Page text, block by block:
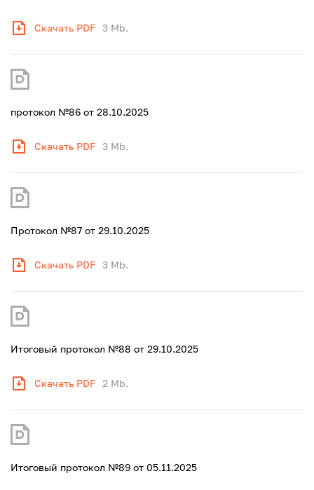
Скачать PDF 3 Mb.
протокол №86 от 28.10.2025
Скачать PDF 3 Mb.
Протокол №87 от 29.10.2025
Скачать PDF 3 Mb.
Итоговый протокол №88 от 29.10.2025
Скачать PDF 2 Mb.
Итоговый протокол №89 от 05.11.2025